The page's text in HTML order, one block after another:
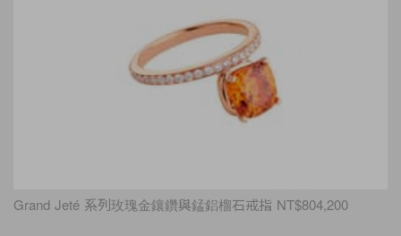
Grand Jeté 系列玫瑰金鑲鑽與錳鋁榴石戒指 NT$804,200